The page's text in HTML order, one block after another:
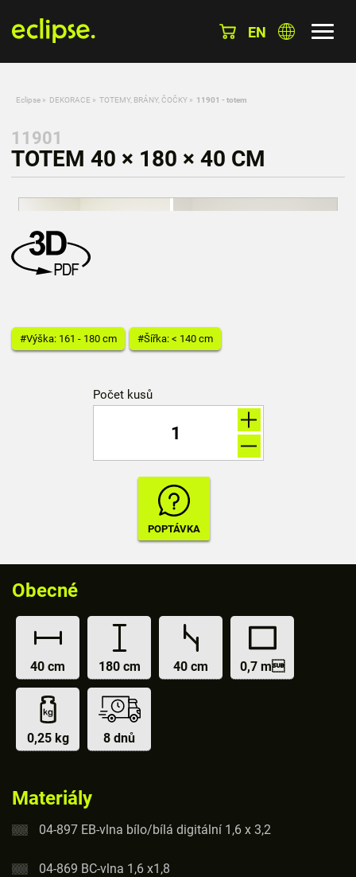
EN
Eclipse » DEKORACE » TOTEMY, BRÁNY, ČOČKY » 11901 - totem
11901
TOTEM 40 × 180 × 40 CM
#Výška: 161 - 180 cm #Šířka: < 140 cm
Počet kusů
Obecné
40 cm 180 cm 40 cm 0,7 m
0,25 kg 8 dnů
Materiály
04-897 EB-vlna bílo/bílá digitální 1,6 x 3,2
04-869 BC-vlna 1,6 x1,8